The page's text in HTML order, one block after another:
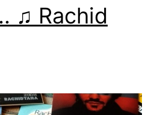
♫ Rachid